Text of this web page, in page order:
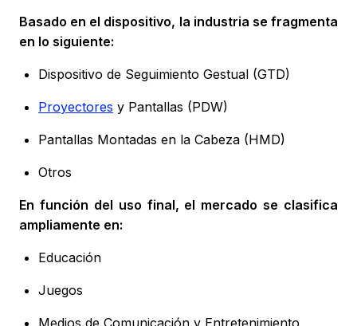
Basado en el dispositivo, la industria se fragmenta
en lo siguiente:
Dispositivo de Seguimiento Gestual (GTD)
Proyectores y Pantallas (PDW)
Pantallas Montadas en la Cabeza (HMD)
Otros
En función del uso final, el mercado se clasifica
ampliamente en:
Educación
Juegos